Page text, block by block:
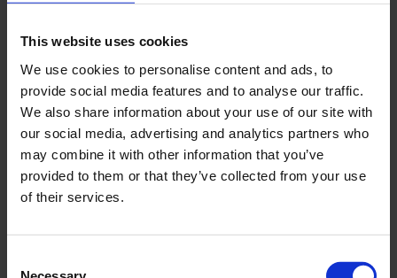
This website uses cookies
We use cookies to personalise content and ads, to
provide social media features and to analyse our traffic.
We also share information about your use of our site with
our social media, advertising and analytics partners who
may combine it with other information that you’ve
provided to them or that they’ve collected from your use
of their services.
Tändhatt Bakelit
40 KR
2-5 vardagar
KÖP
Tändkabel 5mm
29 KR
2-5 vardagar
KÖP